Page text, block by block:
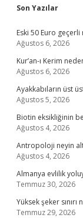
Son Yazılar
Eski 50 Euro geçerli
Ağustos 6, 2026
Kur’an-ı Kerim
Ağustos 6, 2026
Ayakkabıların üst
Ağustos 5, 2026
Biotin eksikliğinin
Ağustos 4, 2026
Antropoloji neyin alt
Ağustos 4, 2026
Almanya evlilik
Temmuz 30, 2026
Yüksek şeker sınırı
Temmuz 29, 2026